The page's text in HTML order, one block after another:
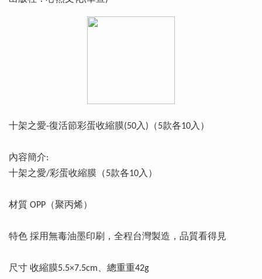
十架之愛-復活節彩蛋收縮膜(50入)（5款各10入）
內容簡介:
十架之愛/彩蛋收縮膜（5款各10入）
材質 OPP（聚丙烯）
特色 採用無毒油墨印刷，全程台灣製造，品質看得見
尺寸 收縮膜5.5×7.5cm、總重重42g